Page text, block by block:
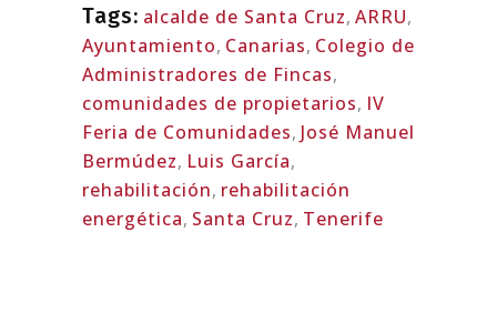
Tags: alcalde de Santa Cruz, ARRU,
Ayuntamiento, Canarias, Colegio de
Administradores de Fincas,
comunidades de propietarios, IV
Feria de Comunidades, José Manuel
Bermúdez, Luis García,
rehabilitación, rehabilitación
energética, Santa Cruz, Tenerife